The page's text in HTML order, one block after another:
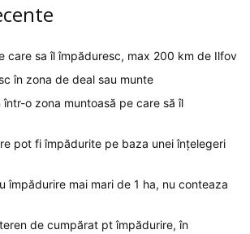
care sa îl împăduresc, max 200 km de Ilfov
în zona de deal sau munte
o zona muntoasă pe care să îl
pot fi împădurite pe baza unei înțelegeri
împădurire mai mari de 1 ha, nu conteaza
de cumpărat pt împădurire, în